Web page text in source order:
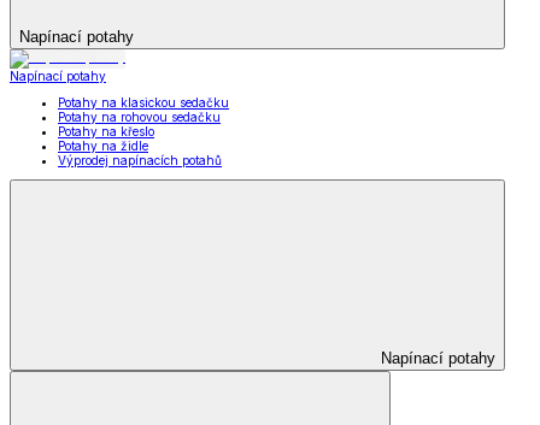
Napínací potahy
Napínací potahy
Potahy na klasickou sedačku
Potahy na rohovou sedačku
Potahy na křeslo
Potahy na židle
Výprodej napínacích potahů
Napínací potahy